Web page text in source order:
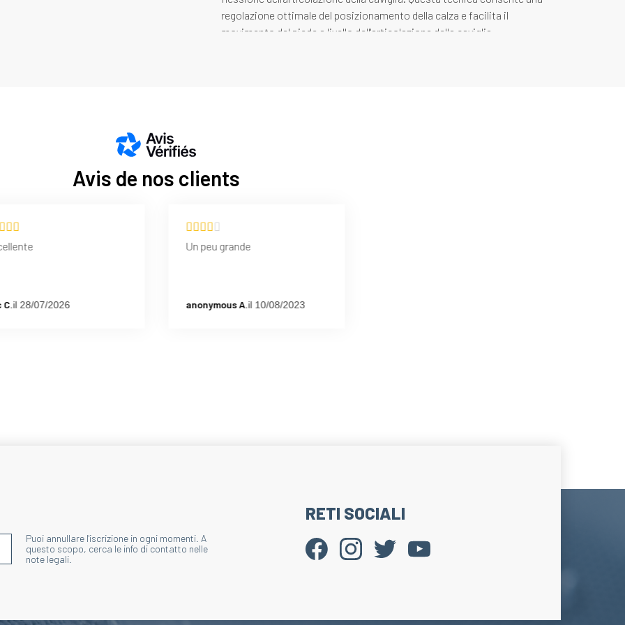
regolazione ottimale del posizionamento della calza e facilita il
movimento del piede a livello dell'articolazione della caviglia.
Avis de nos clients
C.il 28/07/2026
Un peu grande
anonymous A.il 10/08/2023
S'INSCRIRE À LA NEWSLETTER
Puoi annullare l'iscrizione in ogni momenti. A
questo scopo, cerca le info di contatto nelle
note legali.
RETI SOCIALI